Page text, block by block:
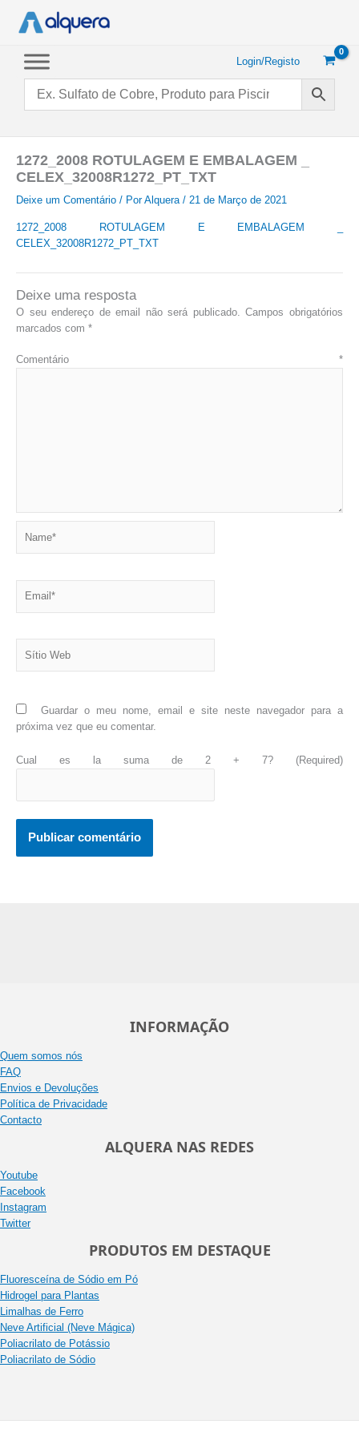
conteúdo
Login/Registo
1272_2008 ROTULAGEM E EMBALAGEM _
CELEX_32008R1272_PT_TXT
Deixe um Comentário / PorAlquera / 21 de Março de 2021
1272_2008 ROTULAGEM E EMBALAGEM _
CELEX_32008R1272_PT_TXT
Deixe uma resposta
O seu endereço de email não será publicado.
Campos obrigatórios
marcados com *
Comentário *
Web
Guardar o meu nome, email e site neste navegador para a
próxima vez que eu comentar.
Cual es la suma de 2 + 7? (Required)
INFORMAÇÃO
Quem somos nós
FAQ
Envios e Devoluções
Política de Privacidade
Contacto
ALQUERA NAS REDES
Youtube
Facebook
Instagram
Twitter
PRODUTOS EM DESTAQUE
Fluoresceína de Sódio em Pó
Hidrogel para Plantas
Limalhas de Ferro
Neve Artificial (Neve Mágica)
Poliacrilato de Potássio
Poliacrilato de Sódio